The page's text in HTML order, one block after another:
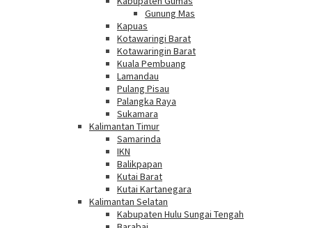
Gunung Mas
Kapuas
Kotawaringi Barat
Kotawaringin Barat
Kuala Pembuang
Lamandau
Pulang Pisau
Palangka Raya
Sukamara
Kalimantan Timur
Samarinda
IKN
Balikpapan
Kutai Barat
Kutai Kartanegara
Kalimantan Selatan
Kabupaten Hulu Sungai Tengah